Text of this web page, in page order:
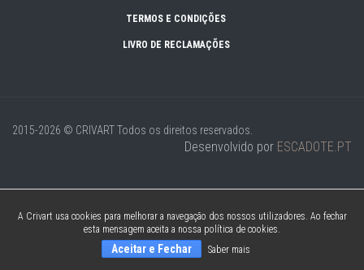
TERMOS E CONDIÇÕES
LIVRO DE RECLAMAÇÕES
2015-2026 © CRIVARTTodos os direitos reservados.
Desenvolvido por ESCADOTE.PT
A Crivart usa cookies para melhorar a navegação dos nossos utilizadores. Ao fechar
esta mensagem aceita a nossa política de cookies.
Aceitar e Fechar Saber mais